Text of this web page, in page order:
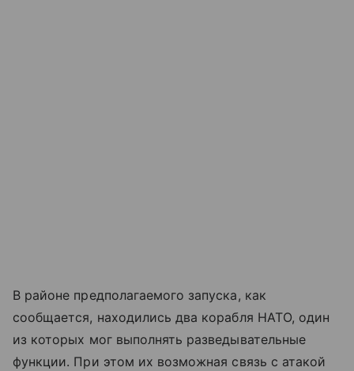
В районе предполагаемого запуска, как
сообщается, находились два корабля НАТО, один
из которых мог выполнять разведывательные
функции. При этом их возможная связь с атакой